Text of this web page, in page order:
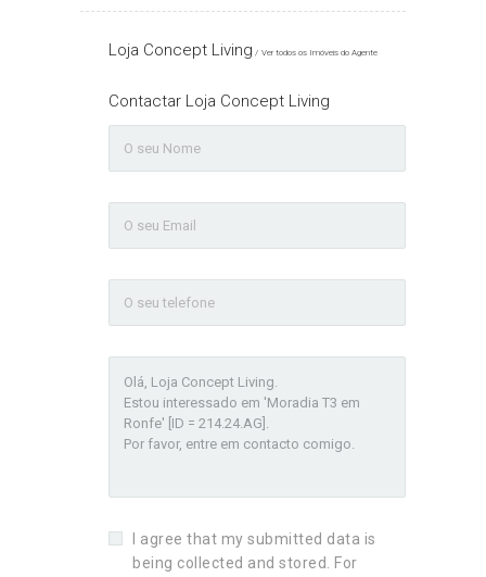
Loja Concept Living Ver todos os Imóveis do Agente
Contactar Loja Concept Living
I agree that my submitted data is
being collected and stored. For